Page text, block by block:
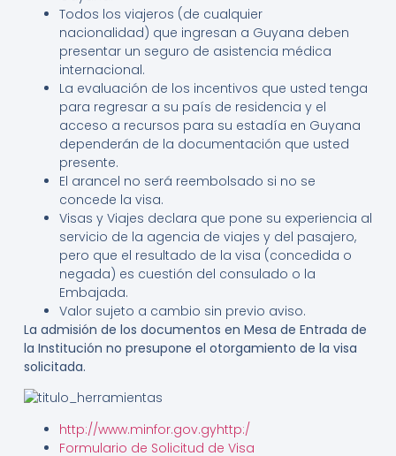
Todos los viajeros (de cualquier
nacionalidad) que ingresan a Guyana deben
presentar un seguro de asistencia médica
internacional.
La evaluación de los incentivos que usted tenga
para regresar a su país de residencia y el
acceso a recursos para su estadía en Guyana
dependerán de la documentación que usted
presente.
El arancel no será reembolsado si no se
concede la visa.
Visas y Viajes declara que pone su experiencia al
servicio de la agencia de viajes y del pasajero,
pero que el resultado de la visa (concedida o
negada) es cuestión del consulado o la
Embajada.
Valor sujeto a cambio sin previo aviso.
La admisión de los documentos en Mesa de Entrada de
la Institución no presupone el otorgamiento de la visa
solicitada.
http://www.minfor.gov.gyhttp:/
Formulario de Solicitud de Visa